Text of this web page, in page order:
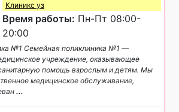
Клиникс уз
Время работы: Пн-Пт 08:00-
20:00
№1 Семейная поликлиника №1 —
учреждение, оказывающее
помощь взрослым и детям. Мы
медицинское обслуживание,
...